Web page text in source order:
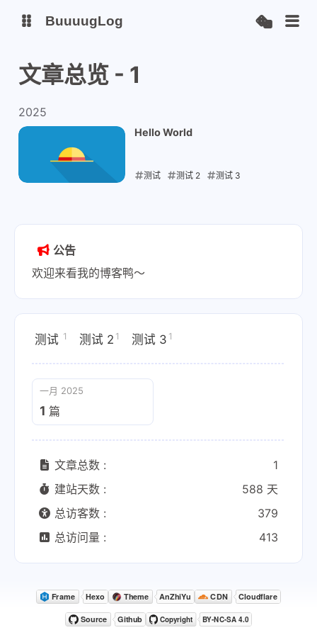
博客
安知鱼图床
BuuuugLog
文章总览 - 1
2025
Hello World
测试 测试 2 测试 3
公告
欢迎来看我的博客鸭～
测试 1 测试 2 1 测试 3 1
一月 2025
1 篇
文章总数 :
1
建站天数 :
588 天
总访客数 :
379
总访问量 :
413